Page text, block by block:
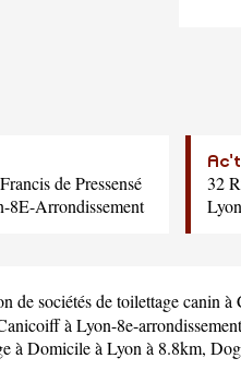
de Pressensé
8E-Arrondissement
32
Lyon
de sociétés de toilettage canin à
à Lyon-8e-
à Domicileà Lyon à 8.8km,